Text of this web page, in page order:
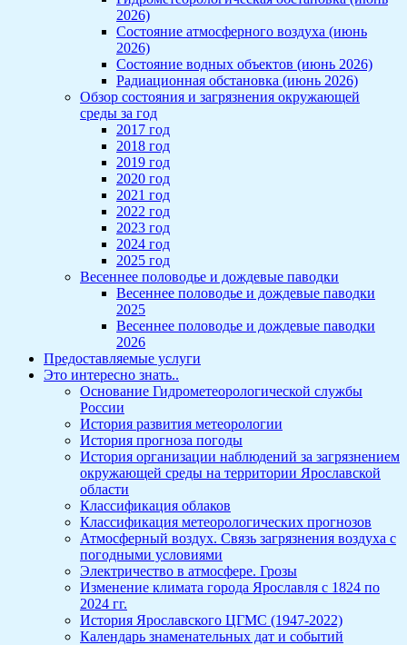
2026)
Состояние атмосферного воздуха (июнь
2026)
Состояние водных объектов (июнь 2026)
Радиационная обстановка (июнь 2026)
Обзор состояния и загрязнения окружающей
среды за год
2017 год
2018 год
2019 год
2020 год
2021 год
2022 год
2023 год
2024 год
2025 год
Весеннее половодье и дождевые паводки
Весеннее половодье и дождевые паводки
2025
Весеннее половодье и дождевые паводки
2026
Предоставляемые услуги
Это интересно знать..
Основание Гидрометеорологической службы
России
История развития метеорологии
История прогноза погоды
История организации наблюдений за загрязнением
окружающей среды на территории Ярославской
области
Классификация облаков
Классификация метеорологических прогнозов
Атмосферный воздух. Связь загрязнения воздуха с
погодными условиями
Электричество в атмосфере. Грозы
Изменение климата города Ярославля с 1824 по
2024 гг.
История Ярославского ЦГМС (1947-2022)
Календарь знаменательных дат и событий